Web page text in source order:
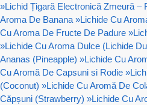
»Lichid Țigară Electronică Zmeură –
Aroma De Banana »Lichide Cu
Cu Aroma De Fructe De Padure »
»Lichide Cu Aroma Dulce (Lichide
Ananas (Pineapple) »Lichide Cu
Cu Aromă De Capsuni si Rodie »
(Coconut) »Lichide Cu Aromă De
Căpșuni (Strawberry) »Lichide Cu